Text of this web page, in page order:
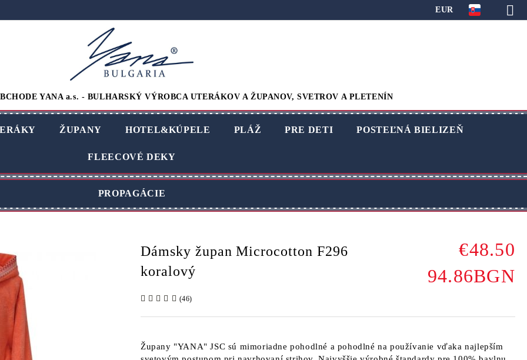
EUR
YANA a.s. - BULHARSKÝ VÝROBCA UTERÁKOV A ŽUPANOV, SVETROV A PLETENÍN
ŽUPANY HOTEL&KÚPELE PLÁŽ PRE DETI POSTEĽNÁ BIELIZEŇ
FLEECOVÉ DEKY
PROPAGÁCIE
Dámsky župan Microcotton F296
koralový
€48.50
94.86BGN
(46)
Župany "YANA" JSC sú mimoriadne pohodlné a pohodlné na používanie vďaka najlepším